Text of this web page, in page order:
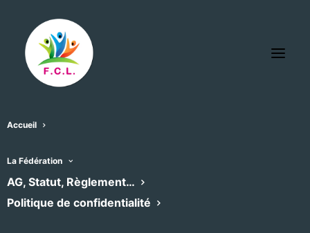
Accueil
La Fédération
AG, Statut, Règlement…
Politique de confidentialité
Eglise Saint Jean Baptiste Bagnols
sur Cèze